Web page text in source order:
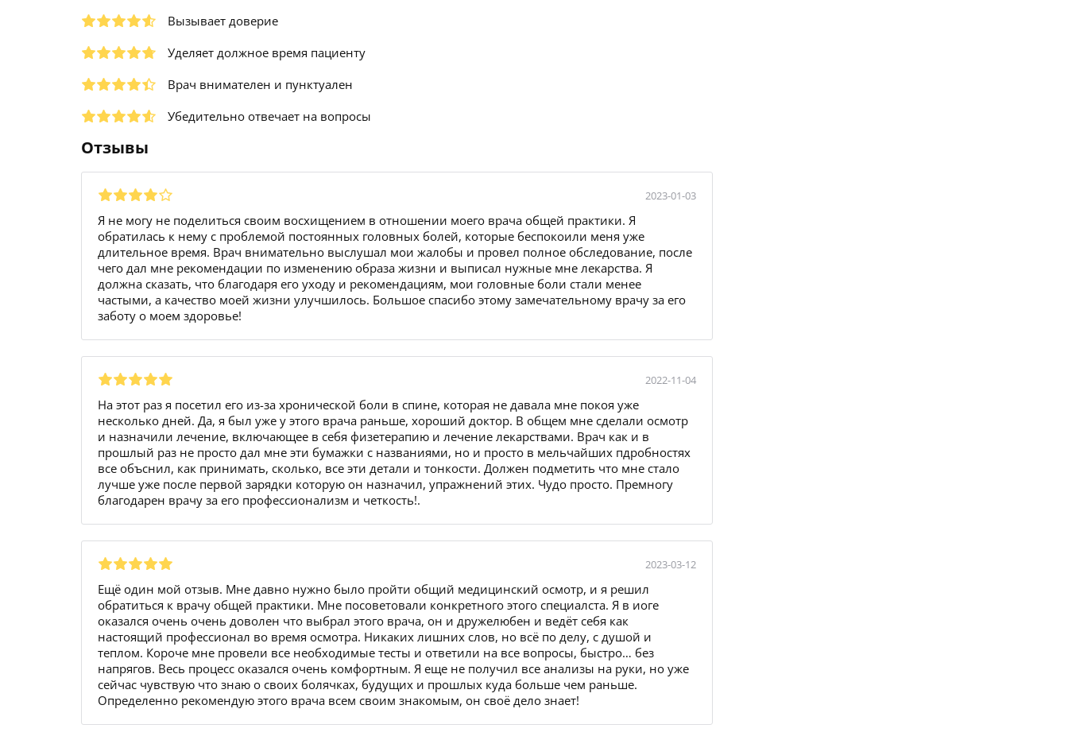
Вызывает доверие
Уделяет должное время пациенту
Врач внимателен и пунктуален
Убедительно отвечает на вопросы
Отзывы
2023-01-03
Я не могу не поделиться своим восхищением в отношении моего врача общей практики. Я
обратилась к нему с проблемой постоянных головных болей, которые беспокоили меня уже
длительное время. Врач внимательно выслушал мои жалобы и провел полное обследование, после
чего дал мне рекомендации по изменению образа жизни и выписал нужные мне лекарства. Я
должна сказать, что благодаря его уходу и рекомендациям, мои головные боли стали менее
частыми, а качество моей жизни улучшилось. Большое спасибо этому замечательному врачу за его
заботу о моем здоровье!
2022-11-04
На этот раз я посетил его из-за хронической боли в спине, которая не давала мне покоя уже
несколько дней. Да, я был уже у этого врача раньше, хороший доктор. В общем мне сделали осмотр
и назначили лечение, включающее в себя физетерапию и лечение лекарствами. Врач как и в
прошлый раз не просто дал мне эти бумажки с названиями, но и просто в мельчайших пдробностях
все объснил, как принимать, сколько, все эти детали и тонкости. Должен подметить что мне стало
лучше уже после первой зарядки которую он назначил, упражнений этих. Чудо просто. Премногу
благодарен врачу за его профессионализм и четкость!.
2023-03-12
Ещё один мой отзыв. Мне давно нужно было пройти общий медицинский осмотр, и я решил
обратиться к врачу общей практики. Мне посоветовали конкретного этого специалста. Я в иоге
оказался очень очень доволен что выбрал этого врача, он и дружелюбен и ведёт себя как
настоящий профессионал во время осмотра. Никаких лишних слов, но всё по делу, с душой и
теплом. Короче мне провели все необходимые тесты и ответили на все вопросы, быстро… без
напрягов. Весь процесс оказался очень комфортным. Я еще не получил все анализы на руки, но уже
сейчас чувствую что знаю о своих болячках, будущих и прошлых куда больше чем раньше.
Определенно рекомендую этого врача всем своим знакомым, он своё дело знает!